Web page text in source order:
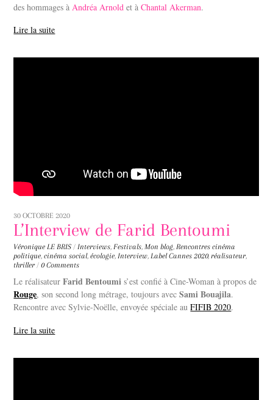
des hommages à Andréa Arnold et àChantal Akerman.
Lire la suite
30 OCTOBRE 2020
L’Interview de Farid Bentoumi
Véronique LE BRIS / Interviews,Festivals,Mon blog,Rencontres cinéma
politique,cinéma social,écologie,Interview,Label Cannes 2020,réalisateur,
thriller / 0 Comments
Le réalisateurFarid Bentoumi s’est confié à Cine-Woman à propos de
Rouge, son second long métrage, toujours avecSami Bouajila.
Rencontre avec Sylvie-Noëlle, envoyée spéciale auFIFIB 2020.
Lire la suite